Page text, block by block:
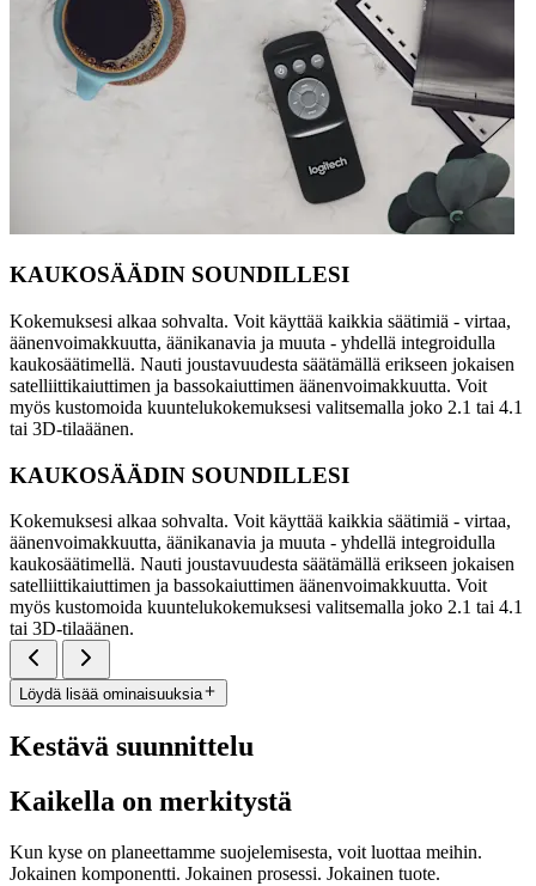
KAUKOSÄÄDIN SOUNDILLESI
Kokemuksesi alkaa sohvalta. Voit käyttää kaikkia säätimiä - virtaa,
äänenvoimakkuutta, äänikanavia ja muuta - yhdellä integroidulla
kaukosäätimellä. Nauti joustavuudesta säätämällä erikseen jokaisen
satelliittikaiuttimen ja bassokaiuttimen äänenvoimakkuutta. Voit
myös kustomoida kuuntelukokemuksesi valitsemalla joko 2.1 tai 4.1
tai 3D-tilaäänen.
KAUKOSÄÄDIN SOUNDILLESI
Kokemuksesi alkaa sohvalta. Voit käyttää kaikkia säätimiä - virtaa,
äänenvoimakkuutta, äänikanavia ja muuta - yhdellä integroidulla
kaukosäätimellä. Nauti joustavuudesta säätämällä erikseen jokaisen
satelliittikaiuttimen ja bassokaiuttimen äänenvoimakkuutta. Voit
myös kustomoida kuuntelukokemuksesi valitsemalla joko 2.1 tai 4.1
tai 3D-tilaäänen.
Löydä lisää ominaisuuksia
Kestävä suunnittelu
Kaikella on merkitystä
Kun kyse on planeettamme suojelemisesta, voit luottaa meihin.
Jokainen komponentti. Jokainen prosessi. Jokainen tuote.